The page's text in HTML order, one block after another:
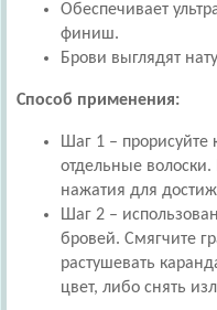
Обеспечивает
финиш.
Брови выглядят
Способ применения:
Шаг 1 –
отдельные волоски.
нажатия для
Шаг 2 –
бровей. Смягчите
растушевать
цвет, либо снять